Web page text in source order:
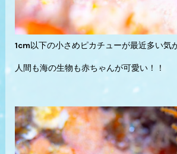
1cm以下の小さめピカチューが最近多い気
人間も海の生物も赤ちゃんが可愛い！！